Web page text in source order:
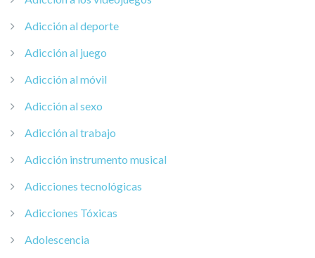
Adicción al deporte
Adicción al juego
Adicción al móvil
Adicción al sexo
Adicción al trabajo
Adicción instrumento musical
Adicciones tecnológicas
Adicciones Tóxicas
Adolescencia